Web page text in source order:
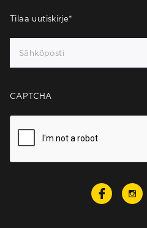
Tilaa uutiskirje*
CAPTCHA